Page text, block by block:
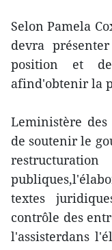
Selon Pamela
devra
position et
afind'obtenir la
Leministère
de soutenir le
textes
contrôle des
l'assisterdans